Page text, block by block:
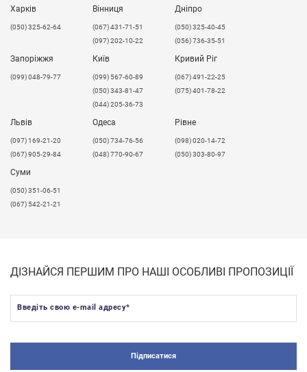
Харків
(050) 325-62-64
Вінниця
(067) 431-71-51
(097) 202-10-22
Дніпро
(050) 325-40-45
(056) 736-35-51
Запоріжжя
(099) 048-79-77
Київ
(099) 567-60-89
(050) 343-81-47
(044) 205-36-73
Кривий Ріг
(067) 491-22-25
(075) 401-78-22
Львів
​(097) 169-21-20
(067) 905-29-84
Одеса
(050) 734-76-56
(048) 770-90-67
Рівне
(098) 020-14-72
(050) 303-80-97
Суми
(050) 351-06-51
(067) 542-21-21
ДІЗНАЙСЯ ПЕРШИМ ПРО НАШІ ОСОБЛИВІ ПРОПОЗИЦІЇ
Введіть свою e-mail адресу*
Підписатися